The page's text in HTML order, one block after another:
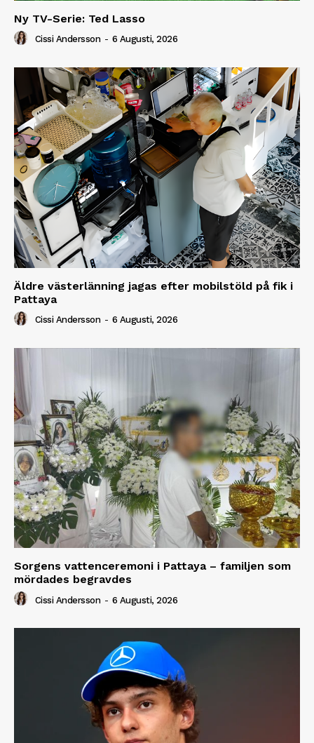
Ny TV-Serie: Ted Lasso
Cissi Andersson - 6 Augusti, 2026
Äldre västerlänning jagas efter mobilstöld på fik i
Pattaya
Cissi Andersson - 6 Augusti, 2026
Sorgens vattenceremoni i Pattaya – familjen som
mördades begravdes
Cissi Andersson - 6 Augusti, 2026